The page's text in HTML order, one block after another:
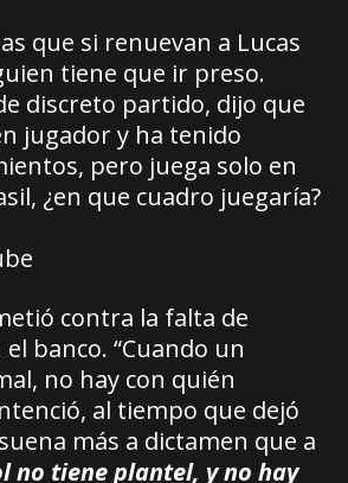
que si renuevan a Lucas
tiene que ir preso.
discreto partido, dijo que
jugador y ha tenido
pero juega solo en
¿en que cuadro juegaría?
contra la falta de
banco. “Cuando un
no hay con quién
al tiempo que dejó
más a dictamen que a
no tiene plantel, y no hay